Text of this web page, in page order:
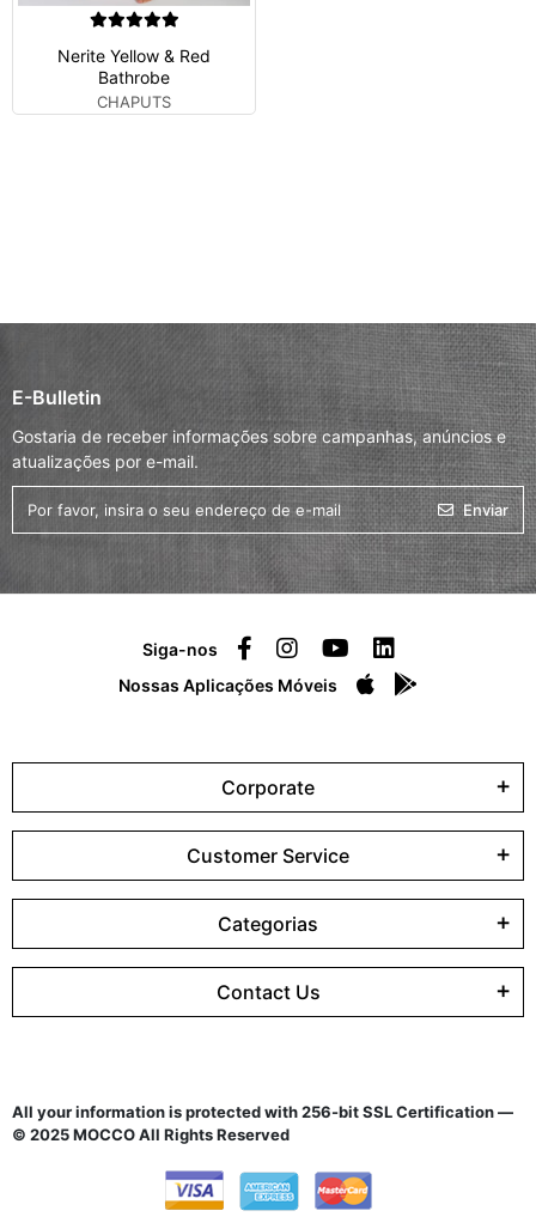
Nerite Yellow & Red
Bathrobe
CHAPUTS
E-Bulletin
Gostaria de receber informações sobre campanhas, anúncios e
atualizações por e-mail.
Enviar
Siga-nos
Nossas Aplicações Móveis
Corporate
Customer Service
Categorias
Contact Us
All your information is protected with 256-bit SSL Certification —
© 2025 MOCCO All Rights Reserved